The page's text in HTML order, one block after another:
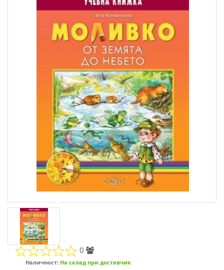
0
Наличност: На склад при доставчик